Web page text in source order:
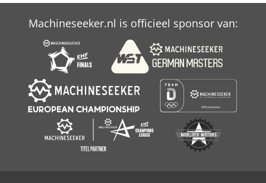
Machineseeker.nl is officieel sponsor van: